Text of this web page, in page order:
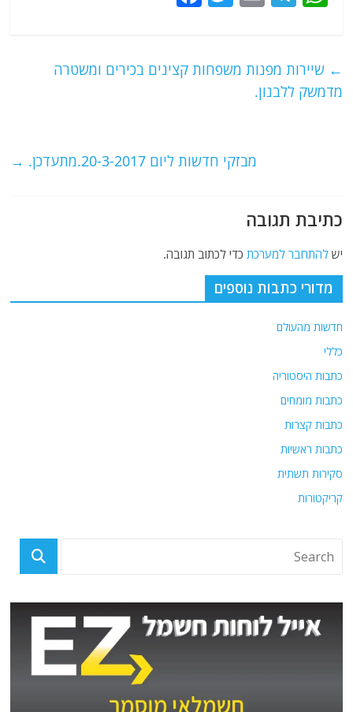
s
A
g
ra
l
er
e
k
← שיירות מפנות משפחות קצינים בכירים ומשטרה
מדמשק ללבנון.
מבזקי חדשות ליום 20-3-2017.מתעדכן. →
כתיבת תגובה
ישלהתחבר למערכת כדי לכתוב תגובה.
מדורי כתבות נוספים
חדשות מהעולם
כללי
כתבות היסטוריה
כתבות מומחים
כתבות קצרות
כתבות ראשיות
סקירות תשתית
קריקטורות